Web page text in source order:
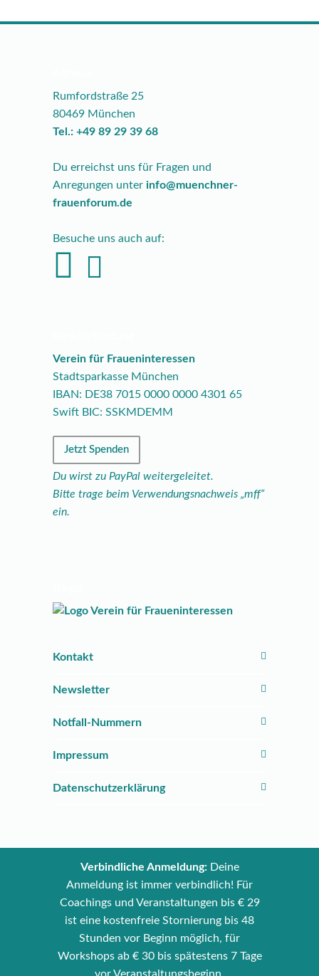
Rumfordstraße 25
80469 München
Tel.: +49 89 29 39 68
Du erreichst uns für Fragen und
Anregungen unter info@muenchner-
frauenforum.de
Besuche uns auch auf:
Verein für Fraueninteressen
Stadtsparkasse München
IBAN: DE38 7015 0000 0000 4301 65
Swift BIC: SSKMDEMM
Jetzt Spenden
Du wirst zu PayPal weitergeleitet.
Bitte trage beim Verwendungsnachweis „mff“
ein.
Kontakt
Newsletter
Notfall-Nummern
Impressum
Datenschutzerklärung
Verbindliche Anmeldung:Deine
Anmeldung ist immer verbindlich! Für
Coachings und Veranstaltungen bis € 29
ist eine kostenfreie Stornierung bis 48
Stunden vor Beginn möglich, für
Workshops ab € 30 bis spätestens 7 Tage